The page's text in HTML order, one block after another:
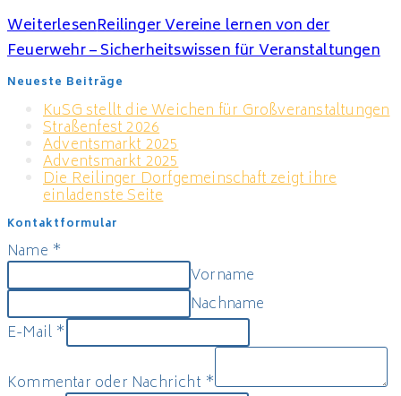
WeiterlesenReilinger Vereine lernen von der
Feuerwehr – Sicherheitswissen für Veranstaltungen
Neueste Beiträge
KuSG stellt die Weichen für Großveranstaltungen
Straßenfest 2026
Adventsmarkt 2025
Adventsmarkt 2025
Die Reilinger Dorfgemeinschaft zeigt ihre
einladenste Seite
Kontaktformular
Name *
Vorname
Nachname
E-Mail *
Kommentar oder Nachricht *